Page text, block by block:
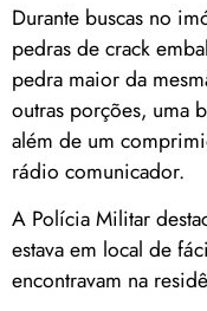
Durante buscas no
pedras de crack
pedra maior da
outras porções, uma
além de um
rádio comunicador.
A Polícia Militar
estava em local de
encontravam na